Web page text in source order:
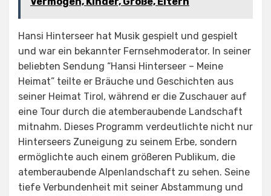
Hansi Hinterseer hat Musik gespielt und gespielt
und war ein bekannter Fernsehmoderator. In seiner
beliebten Sendung “Hansi Hinterseer – Meine
Heimat” teilte er Bräuche und Geschichten aus
seiner Heimat Tirol, während er die Zuschauer auf
eine Tour durch die atemberaubende Landschaft
mitnahm. Dieses Programm verdeutlichte nicht nur
Hinterseers Zuneigung zu seinem Erbe, sondern
ermöglichte auch einem größeren Publikum, die
atemberaubende Alpenlandschaft zu sehen. Seine
tiefe Verbundenheit mit seiner Abstammung und